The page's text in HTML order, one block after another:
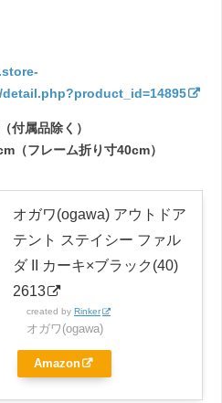
付属品除く）
（フレーム折り寸40cm）
オガワ(ogawa) アウトドア
テント ステイシー ファル
ダ II カーキ×ブラック(40)
2613
created by Rinker
オガワ(ogawa)
Amazon